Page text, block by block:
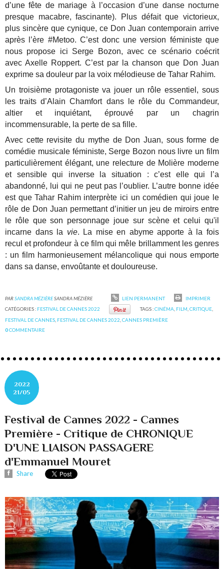
d’une fête de mariage à l’occasion d’une danse nocturne
presque macabre, fascinante). Plus défait que victorieux,
plus sincère que cynique, ce Don Juan contemporain arrive
après l’ère #Metoo. C’est donc une version féministe que
nous propose ici Serge Bozon, avec ce scénario coécrit
avec Axelle Roppert. C’est par la chanson que Don Juan
exprime sa douleur par la voix mélodieuse de Tahar Rahim.
Un troisième protagoniste va jouer un rôle essentiel, sous
les traits d’Alain Chamfort dans le rôle du Commandeur,
altier et inquiétant, éprouvé par un chagrin
incommensurable, la perte de sa fille.
Avec cette revisite du mythe de Don Juan, sous forme de
comédie musicale féministe, Serge Bozon nous livre un film
particulièrement élégant, une relecture de Molière moderne
et sensible qui inverse la situation : c’est elle qui l’a
abandonné, lui qui ne peut pas l’oublier. L’autre bonne idée
est que Tahar Rahim interprète ici un comédien qui joue le
rôle de Don Juan permettant d’initier un jeu de miroirs entre
le rôle que son personnage joue sur scène et celui qu'il
incarne dans la vie. La mise en abyme apporte à la fois
recul et profondeur à ce film qui mêle brillamment les genres
: un film harmonieusement mélancolique qui nous emporte
dans sa danse, envoûtante et douloureuse.
PARSANDRA MÉZIÈRESANDRA MÉZIÈRE LIEN PERMANENT
IMPRIMER
CATÉGORIES : FESTIVAL DE CANNES 2022 TAGS :CINÉMA FILM CRITIQUE,
FESTIVAL DE CANNES FESTIVAL DE CANNES 2022 ,CANNES PREMIÈRE
0COMMENTAIRE
2022
21/05
Festival de Cannes 2022 - Cannes
Première - Critique de CHRONIQUE
D'UNE LIAISON PASSAGERE
d'Emmanuel Mouret
Share